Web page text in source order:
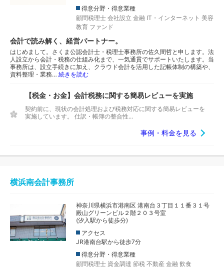
得意分野・得意業種
顧問税理士 会社設立 金融 IT・インターネット 美容
教育 ファンド
会計で読み解く、経営パートナー。
はじめまして。さくま公認会計士・税理士事務所の佐久間哲と申します。法
人設立から会計・税務の仕組み化まで、一気通貫でサポートいたします。当
事務所は、設立手続きに加え、クラウド会計を活用した記帳体制の構築や、
資料整理・業務… 続きを読む
【税金・お金】会計税務に関する簡易レビューを実施
契約前に、現状の会計処理および税務対応に関する簡易レビューを
実施しています。 仕訳・帳簿の整合性...
事例・料金を見る
横浜南会計事務所
神奈川県横浜市港南区 港南台３丁目１１番３１号
殿山グリーンビル２階２０３号室
(汐入駅から徒歩分)
アクセス
JR港南台駅から徒歩7分
得意分野・得意業種
顧問税理士 資金調達 節税 不動産 金融 飲食